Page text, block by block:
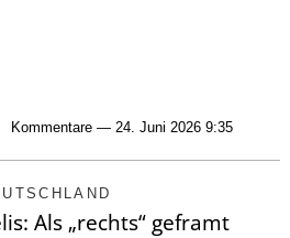
Kommentare — 24. Juni 2026 9:35
Als „rechts“ geframt